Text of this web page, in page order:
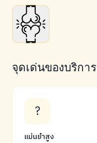
จุดเด่นของบริการ
?
แม่นยำสูง